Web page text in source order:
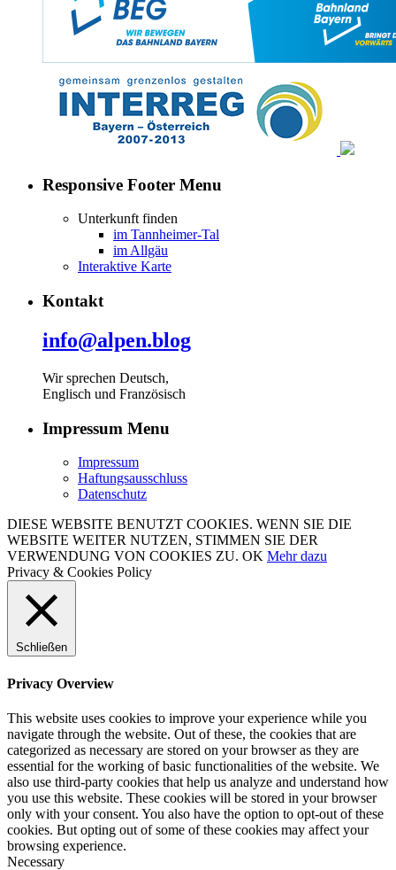
Responsive Footer Menu
Unterkunft finden
im Tannheimer-Tal
im Allgäu
Interaktive Karte
Kontakt
info@alpen.blog
Wir sprechen Deutsch,
Englisch und Französisch
Impressum Menu
Impressum
Haftungsausschluss
Datenschutz
DIESE WEBSITE BENUTZT COOKIES. WENN SIE DIE
WEBSITE WEITER NUTZEN, STIMMEN SIE DER
VERWENDUNG VON COOKIES ZU. OK Mehr dazu
Privacy & Cookies Policy
Schließen
Privacy Overview
This website uses cookies to improve your experience while you
navigate through the website. Out of these, the cookies that are
categorized as necessary are stored on your browser as they are
essential for the working of basic functionalities of the website. We
also use third-party cookies that help us analyze and understand how
you use this website. These cookies will be stored in your browser
only with your consent. You also have the option to opt-out of these
cookies. But opting out of some of these cookies may affect your
browsing experience.
Necessary